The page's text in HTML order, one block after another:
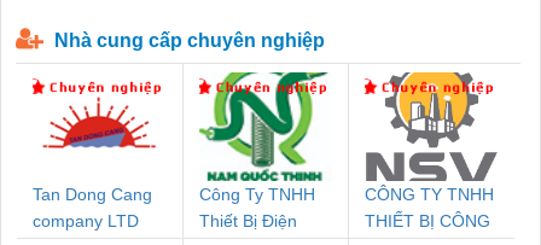
Nhà cung cấp chuyên nghiệp
Tan Dong Cang
company LTD
Công Ty TNHH
Thiết Bị Điện
CÔNG TY TNHH
THIẾT BỊ CÔNG